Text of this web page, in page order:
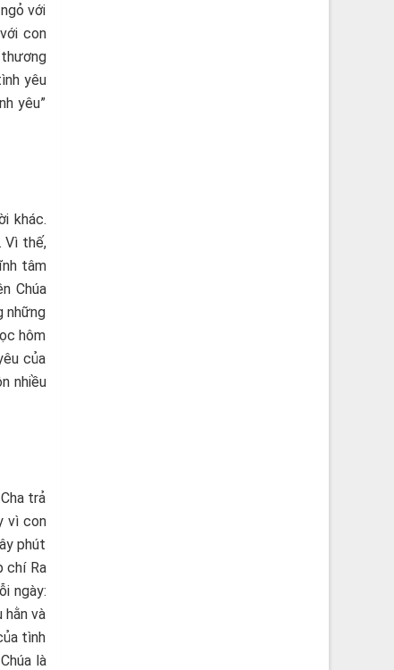
với
con
thương
yêu
yêu”
khác.
Vì thế,
tâm
Chúa
những
hôm
của
nhiều
trả
vì con
phút
chí Ra
ngày:
và
tình
là